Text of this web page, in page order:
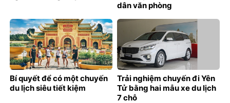
dân văn phòng
Bí quyết để có một chuyến
du lịch siêu tiết kiệm
Trải nghiệm chuyến đi Yên
Tử bằng hai mẫu xe du lịch
7 chỗ